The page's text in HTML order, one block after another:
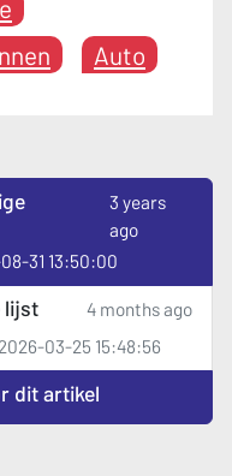
Auto
3 years
ago
31 13:50:00
lijst
4 months ago
03-25 15:48:56
dit artikel